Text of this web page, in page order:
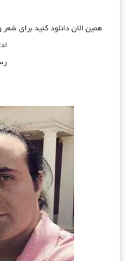
همین الان دانلود کنید برای